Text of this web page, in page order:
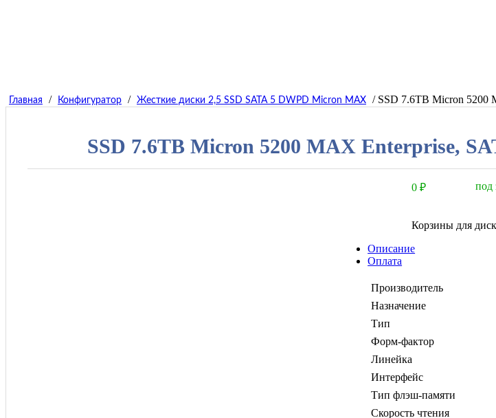
Главная / Конфигуратор / Жесткие диски 2,5 SSD SATA 5 DWPD Micron MAX / SSD 7.6TB Micron 5200
SSD 7.6TB Micron 5200 MAX Enterprise,
0 ₽ под
Корзины для
Описание
Оплата
Производитель
Назначение
Тип
Форм-фактор
Линейка
Интерфейс
Тип флэш-памяти
Скорость чтения